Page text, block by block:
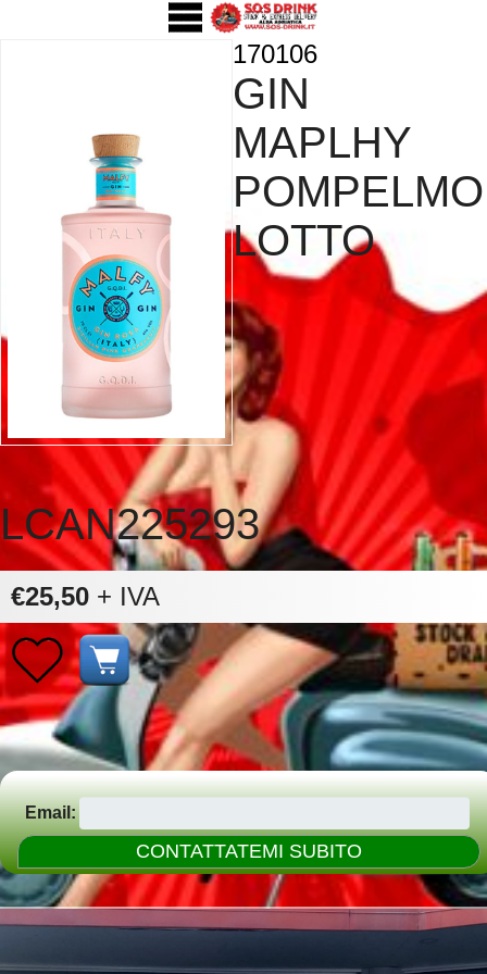
170106
GIN
MAPLHY
POMPELMO
LOTTO
LCAN225293
€25,50 + IVA
Email: